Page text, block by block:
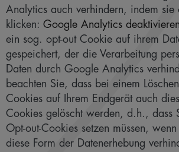
Analytics auch verhindern, indem sie
klicken: Google Analytics deaktivieren
ein sog. opt-out Cookie auf ihrem
gespeichert, der die Verarbeitung
Daten durch Google Analytics
beachten Sie, dass bei einem
Cookies auf Ihrem Endgerät auch
Cookies gelöscht werden, d.h., dass
Opt-out-Cookies setzen müssen,
diese Form der Datenerhebung